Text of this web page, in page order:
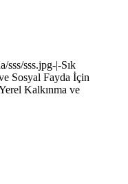
sss.jpg-|-Sık
Sosyal Fayda İçin
Kalkınma ve